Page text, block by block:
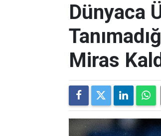
Dünyaca
Miras